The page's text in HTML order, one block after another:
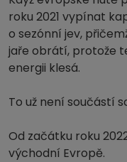
roku 2021 vypínat
o sezónní jev,
jaře obrátí, protože
energii klesá.
To už není součástí
Od začátku roku
východní Evropě.